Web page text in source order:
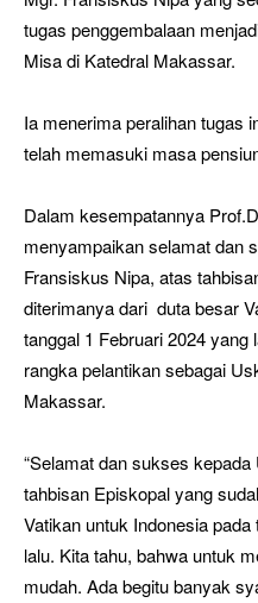
tugas penggembalaan
Misa di Katedral Makassar.
Ia menerima peralihan tugas
telah memasuki masa
Dalam kesempatannya
menyampaikan selamat dan
Fransiskus Nipa, atas
diterimanya dari duta besar
tanggal 1 Februari 2024
rangka pelantikan sebagai
Makassar.
“Selamat dan sukses
tahbisan Episkopal yang
Vatikan untuk Indonesia
lalu. Kita tahu, bahwa untuk
mudah. Ada begitu banyak